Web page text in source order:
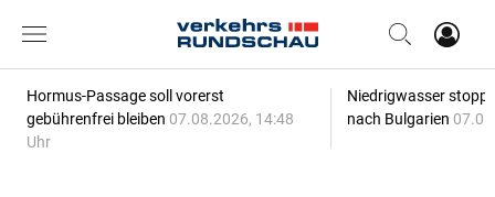
Hormus-Passage soll vorerst
gebührenfrei bleiben 07.08.2026, 14:48
Uhr
Niedrigwasser
nach Bulgarien